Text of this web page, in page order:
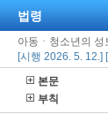
법령
아동ㆍ청소년의 성
[시행 2026. 5. 12.]
본문
부칙